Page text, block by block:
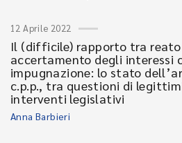
12 Aprile 2022
Il (difficile) rapporto tra
accertamento degli interessi
impugnazione: lo stato
c.p.p., tra questioni di
interventi legislativi
Anna Barbieri